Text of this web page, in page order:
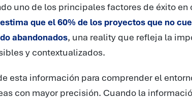
uno de los principales factores de éxito
que el 60% de los proyectos que no
abandonados, una reality que refleja la
y contextualizados.
esta información para comprender el
con mayor precisión. Cuando la